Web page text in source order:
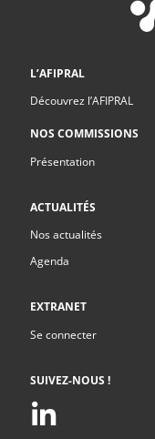
L’AFIPRAL
Découvrez l’AFIPRAL
NOS COMMISSIONS
Présentation
ACTUALITÉS
Nos actualités
Agenda
EXTRANET
Se connecter
SUIVEZ-NOUS !